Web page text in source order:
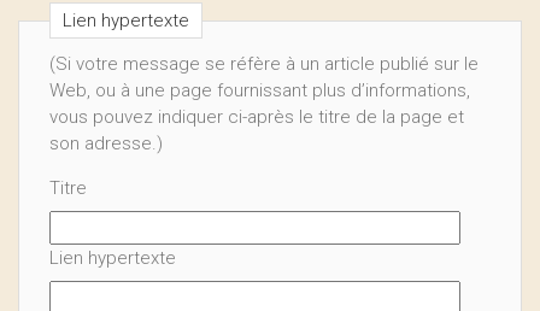
Lien hypertexte
(Si votre message se réfère à un article publié sur le
Web, ou à une page fournissant plus d’informations,
vous pouvez indiquer ci-après le titre de la page et
son adresse.)
Titre
Lien hypertexte